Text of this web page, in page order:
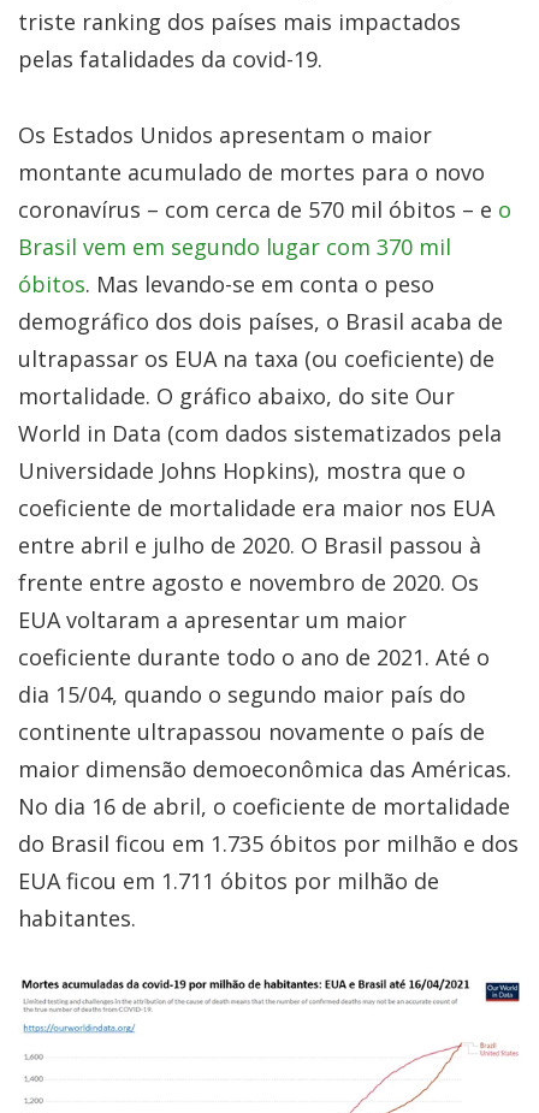
triste ranking dos países mais impactados
pelas fatalidades da covid-19.
Os Estados Unidos apresentam o maior
montante acumulado de mortes para o novo
coronavírus – com cerca de 570 mil óbitos – e o
Brasil vem em segundo lugar com 370 mil
óbitos. Mas levando-se em conta o peso
demográfico dos dois países, o Brasil acaba de
ultrapassar os EUA na taxa (ou coeficiente) de
mortalidade. O gráfico abaixo, do site Our
World in Data (com dados sistematizados pela
Universidade Johns Hopkins), mostra que o
coeficiente de mortalidade era maior nos EUA
entre abril e julho de 2020. O Brasil passou à
frente entre agosto e novembro de 2020. Os
EUA voltaram a apresentar um maior
coeficiente durante todo o ano de 2021. Até o
dia 15/04, quando o segundo maior país do
continente ultrapassou novamente o país de
maior dimensão demoeconômica das Américas.
No dia 16 de abril, o coeficiente de mortalidade
do Brasil ficou em 1.735 óbitos por milhão e dos
EUA ficou em 1.711 óbitos por milhão de
habitantes.